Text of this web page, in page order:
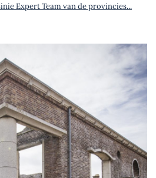
Expert Team van de provincies...